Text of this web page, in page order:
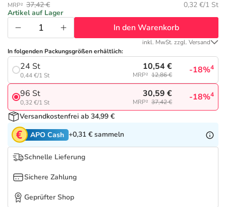
Tierapotheke
Vitamine & Mineralstoffe
Marken
Salus Deals
MRP² 37,42 € Grundpreis:
0,32 €/1 St
Artikel auf Lager
In den Warenkorb
inkl. MwSt. zzgl. Versand
In folgenden Packungsgrößen erhältlich:
24 St
0,44 €/1 St
10,54 €
MRP² 12,86 € -18%4
96 St
0,32 €/1 St
30,59 €
MRP² 37,42 € -18%4
Versandkostenfrei ab 34,99 €
APO Cash +0,31 € sammeln
Schnelle Lieferung
Sichere Zahlung
Geprüfter Shop